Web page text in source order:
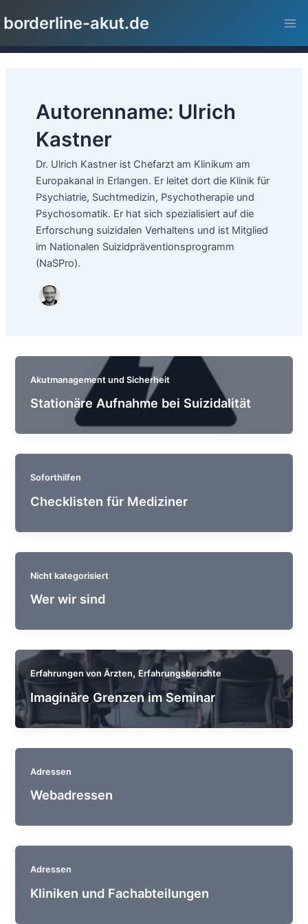
Inhalt
borderline-akut.de
Autorenname: Ulrich
Kastner
Dr. Ulrich Kastner ist Chefarzt am Klinikum am
Europakanal in Erlangen. Er leitet dort die Klinik für
Psychiatrie, Suchtmedizin, Psychotherapie und
Psychosomatik. Er hat sich spezialisiert auf die
Erforschung suizidalen Verhaltens und ist Mitglied
im Nationalen Suizidpräventionsprogramm
(NaSPro).
Akutmanagement und Sicherheit
Stationäre Aufnahme bei Suizidalität
Soforthilfen
Checklisten für Mediziner
Nicht kategorisiert
Wer wir sind
Erfahrungen von Ärzten, Erfahrungsberichte
Imaginäre Grenzen im Seminar
Adressen
Webadressen
Adressen
Kliniken und Fachabteilungen
der